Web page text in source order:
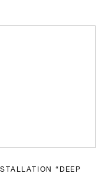
“DEEP